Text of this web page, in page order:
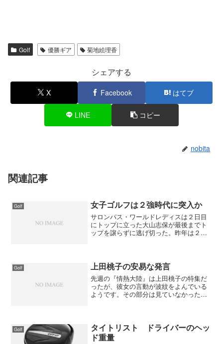
Golf 優勝ギア 菊地絵理香
シェアする
X Facebook はてブ
LINE コピー
nobita
関連記事
Golf 女子ゴルフは２強時代に突入か
サロンパス・ワールドレディスは２日目
にトップに立った大山志保が最後までト
ップを譲らずに逃げ切った。昨年は２勝
数とパーオン率はトップ。...
Golf 上田桃子の安易な発言
先週の『情熱大陸』は上田桃子の特集だ
ったが、彼女の言動が波紋をよんでいる
ようです。その部分は見ていなかったの
はサーバーに繋がらなかっ...
Golf
タイトリスト ドライバーのヘッ
ド重量